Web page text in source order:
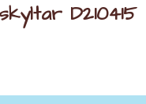
D210415